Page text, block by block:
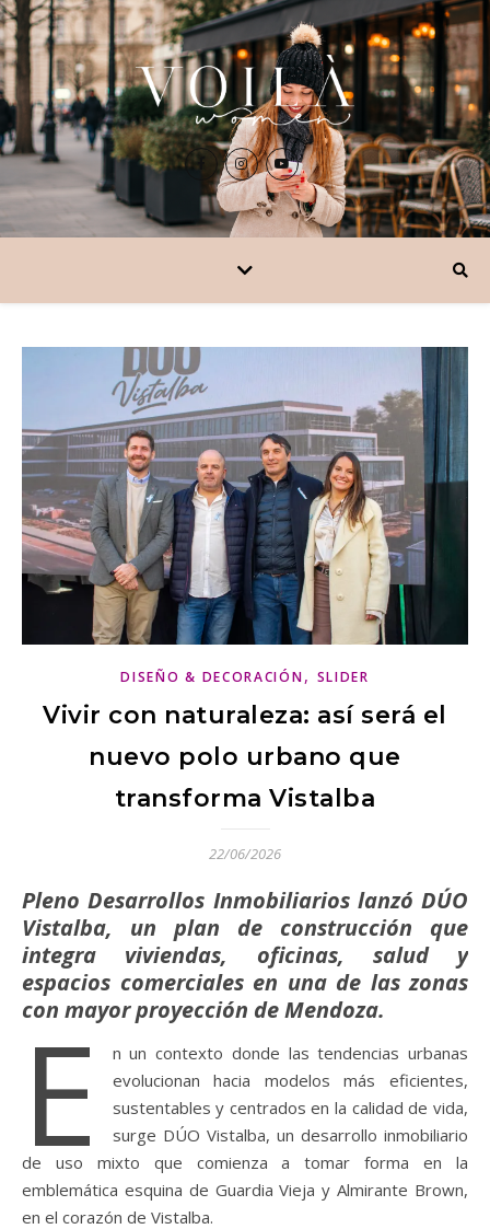
DISEÑO & DECORACIÓN, SLIDER
Vivir con naturaleza: así será el
nuevo polo urbano que
transforma Vistalba
22/06/2026
Pleno Desarrollos Inmobiliarios lanzó DÚO
Vistalba, un plan de construcción que
integra viviendas, oficinas, salud y
espacios comerciales en una de las zonas
con mayor proyección de Mendoza.
E
n un contexto donde las tendencias urbanas
evolucionan hacia modelos más eficientes,
sustentables y centrados en la calidad de vida,
surge DÚO Vistalba, un desarrollo inmobiliario
de uso mixto que comienza a tomar forma en la
emblemática esquina de Guardia Vieja y Almirante Brown,
en el corazón de Vistalba.